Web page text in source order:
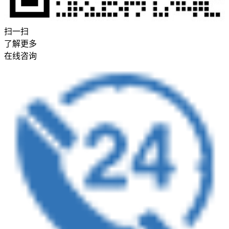
扫一扫
了解更多
在线咨询